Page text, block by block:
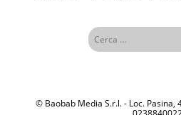
© Baobab Media S.r.l. - Loc. Pasina,